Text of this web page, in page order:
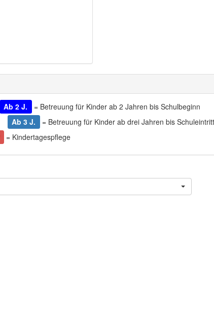
Ab 2 J.
= Betreuung für Kinder ab 2 Jahren bis Schulbeginn
Ab 3 J.
= Betreuung für Kinder ab drei Jahren bis Schuleintritt
= Kindertagespflege